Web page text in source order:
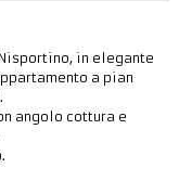
in elegante
a pian
angolo cottura e